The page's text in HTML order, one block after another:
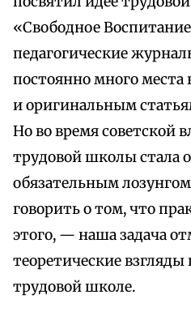
«Свободное
педагогические
постоянно много места
и оригинальным
Но во время советской
трудовой школы стала
обязательным
говорить о том, что
этого, — наша задача
теоретические взгляды
трудовой школе.